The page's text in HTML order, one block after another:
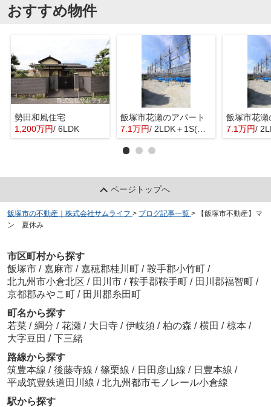
おすすめ物件
勢田和風住宅
1,200万円/ 6LDK
飯塚市花瀬のアパート
7.1万円/ 2LDK＋1S(納戸)
飯塚市花瀬
7.1万円/
ページトップへ
飯塚市の不動産｜株式会社サムライフ > ブログ記事一覧 >
【飯塚市不動産】マ
ン 夏休み
市区町村から探す
飯塚市 / 嘉麻市 / 嘉穂郡桂川町 / 鞍手郡小竹町 /
北九州市小倉北区 / 田川市 / 鞍手郡鞍手町 / 田川郡福智町 /
京都郡みやこ町 / 田川郡糸田町
町名から探す
若菜 / 綱分 / 花瀬 / 大日寺 / 伊岐須 / 柏の森 / 横田 / 椋本 /
大字豆田 / 下三緒
路線から探す
筑豊本線 / 後藤寺線 / 篠栗線 / 日田彦山線 / 日豊本線 /
平成筑豊鉄道田川線 / 北九州都市モノレール小倉線
駅から探す